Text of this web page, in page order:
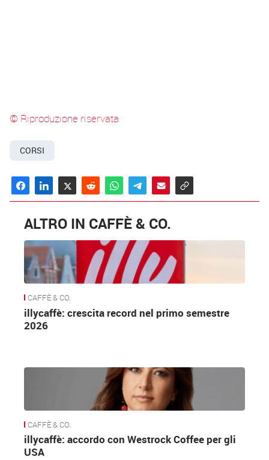
© Riproduzione riservata
CORSI
ALTRO IN CAFFÈ & CO.
CAFFÈ & CO.
illycaffè: crescita record nel primo semestre
2026
CAFFÈ & CO.
illycaffè: accordo con Westrock Coffee per gli
USA